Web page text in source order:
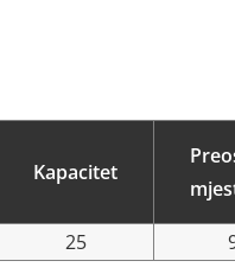
Kapacitet
25